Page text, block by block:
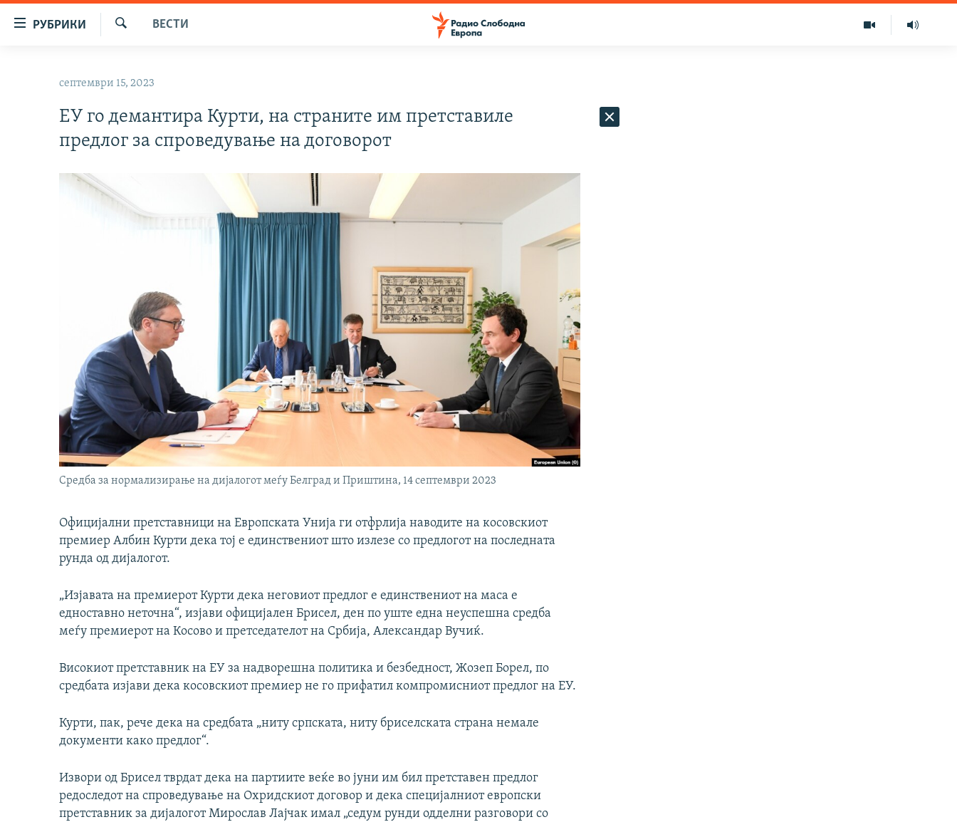
РУБРИКИ
ВИЗУЕЛНО
ПРИЈАВИ СЕ ЗА ЊУЗЛЕТЕР
ВЕСТИ
септември 15, 2023
ЕУ го демантира Курти, на страните им претставиле
предлог за спроведување на договорот
Средба за нормализирање на дијалогот меѓу Белград и Приштина, 14 септември 2023
Официјални претставници на Европската Унија ги отфрлија наводите на косовскиот
премиер Албин Курти дека тој е единствениот што излезе со предлогот на последната
рунда од дијалогот.
„Изјавата на премиерот Курти дека неговиот предлог е единствениот на маса е
едноставно неточна“, изјави официјален Брисел, ден по уште една неуспешна средба
меѓу премиерот на Косово и претседателот на Србија, Александар Вучиќ.
Високиот претставник на ЕУ за надворешна политика и безбедност, Жозеп Борел, по
средбата изјави дека косовскиот премиер не го прифатил компромисниот предлог на ЕУ.
Курти, пак, рече дека на средбата „ниту српската, ниту бриселската страна немале
документи како предлог“.
Извори од Брисел тврдат дека на партиите веќе во јуни им бил претставен предлог
редоследот на спроведување на Охридскиот договор и дека специјалниот европски
претставник за дијалогот Мирослав Лајчак имал „седум рунди одделни разговори со